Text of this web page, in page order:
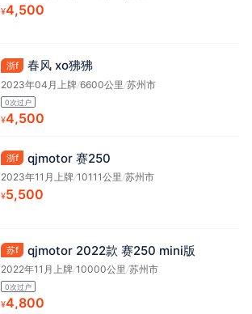
¥4,500
浙f 春风 xo狒狒
2023年04月上牌/6600公里 /苏州市
0次过户
¥4,500
浙f qjmotor 赛250
2023年11月上牌/10111公里/苏州市
¥5,500
苏f qjmotor 2022款 赛250 mini版
2022年11月上牌/10000公里/苏州市
0次过户
¥4,800